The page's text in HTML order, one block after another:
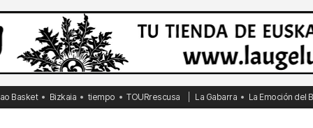
Basket Bizkaia tiempo TOURrescusa La Gabarra La Emoción del